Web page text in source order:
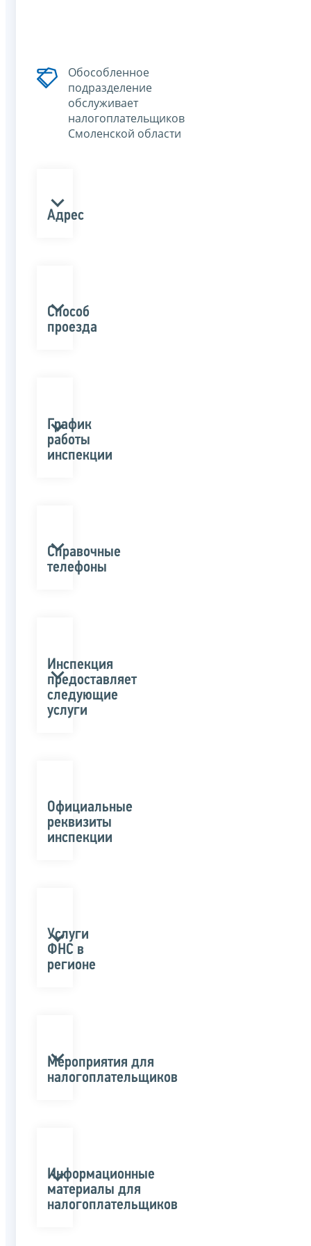
Обособленное
подразделение
обслуживает
налогоплательщиков
Смоленской области
Адрес
Способ
проезда
График
работы
инспекции
Справочные
телефоны
Инспекция
предоставляет
следующие
услуги
Официальные
реквизиты
инспекции
Услуги
ФНС в
регионе
Мероприятия для
налогоплательщиков
Информационные
материалы для
налогоплательщиков